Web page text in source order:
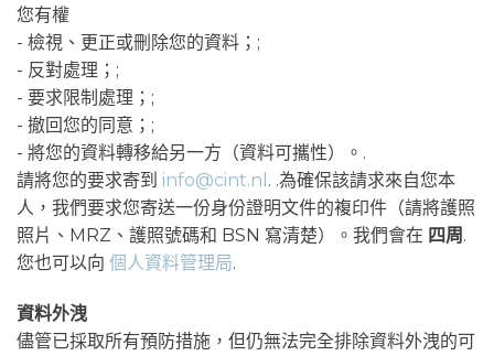
您有權
- 檢視、更正或刪除您的資料；;
- 反對處理；;
- 要求限制處理；;
- 撤回您的同意；;
- 將您的資料轉移給另一方（資料可攜性）。.
請將您的要求寄到 info@cint.nl . .為確保該請求來自您本
人，我們要求您寄送一份身份證明文件的複印件（請將護照
照片、MRZ、護照號碼和 BSN 寫清楚）。我們會在 四周 .
您也可以向 個人資料管理局.
資料外洩
儘管已採取所有預防措施，但仍無法完全排除資料外洩的可